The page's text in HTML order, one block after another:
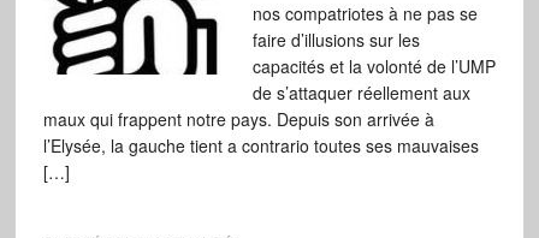
nos compatriotes à ne pas se
faire d’illusions sur les
capacités et la volonté de l’UMP
de s’attaquer réellement aux
maux qui frappent notre pays. Depuis son arrivée à
l’Elysée, la gauche tient a contrario toutes ses mauvaises
[…]